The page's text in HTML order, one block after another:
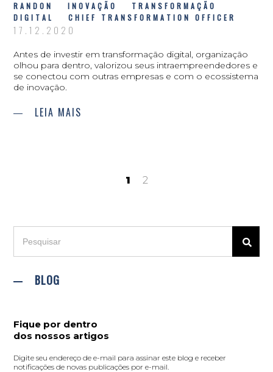
RANDON INOVAÇÃO
TRANSFORMAÇÃO
DIGITAL
CHIEF TRANSFORMATION OFFICER
17.12.2020
Antes de investir em transformação digital, organização
olhou para dentro, valorizou seus intraempreendedores e
se conectou com outras empresas e com o ecossistema
de inovação.
LEIA MAIS
1 2
BLOG
Fique por dentro
dos nossos artigos
Digite seu endereço de e-mail para assinar este blog e receber
notificações de novas publicações por e-mail.